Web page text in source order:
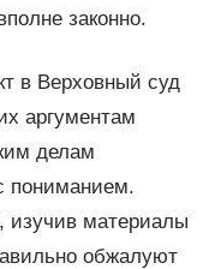
законно.
в Верховный суд
аргументам
делам
пониманием.
изучив материалы
обжалуют